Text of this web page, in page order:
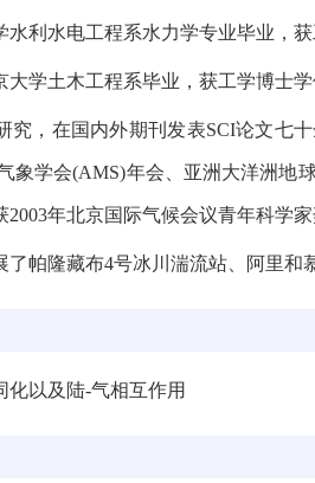
水利水电工程系水力学专业毕业，
大学土木工程系毕业，获工学博士
究，在国内外期刊发表SCI论文七
象学会(AMS)年会、亚洲大洋洲
2003年北京国际气候会议青年科学
了帕隆藏布4号冰川湍流站、阿里
化以及陆-气相互作用